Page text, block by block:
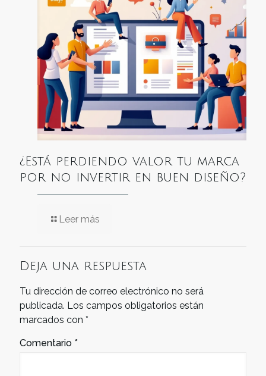
¿Está perdiendo valor tu marca
por no invertir en buen diseño?
Leer más
Deja una respuesta
Tu dirección de correo electrónico no será
publicada. Los campos obligatorios están
marcados con *
Comentario *